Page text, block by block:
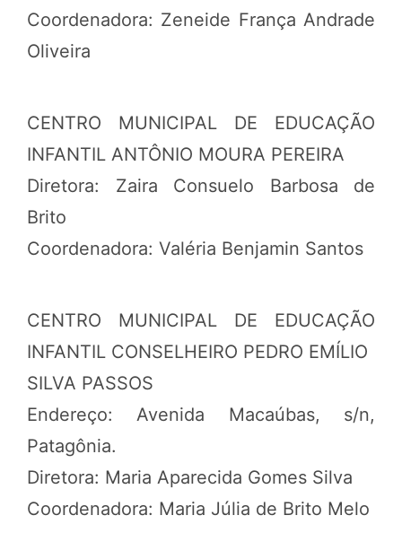
Coordenadora: Zeneide França Andrade
Oliveira
CENTRO MUNICIPAL DE EDUCAÇÃO
INFANTIL ANTÔNIO MOURA PEREIRA
Diretora: Zaira Consuelo Barbosa de
Brito
Coordenadora: Valéria Benjamin Santos
CENTRO MUNICIPAL DE EDUCAÇÃO
INFANTIL CONSELHEIRO PEDRO EMÍLIO
SILVA PASSOS
Endereço: Avenida Macaúbas, s/n,
Patagônia.
Diretora: Maria Aparecida Gomes Silva
Coordenadora: Maria Júlia de Brito Melo